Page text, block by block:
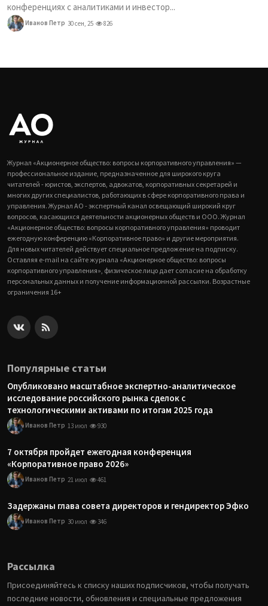
конференциях с аналитиками и инвестор...
Иванов Петр 30 сен, 25 826
Журнал «Акционерное общество: вопросы корпоративного управления» —
профессиональное издание, предназначенное для широкого круга
читателей - юристов, экспертов, адвокатов, корпоративных секретарей и
многих других специалистов, работающих в сфере корпоративного права и
управления. Журнал АО - экспертный канал освещающий широкий круг
вопросов, касающихся деятельности акционерных обществ и ООО. Журнал
«Акционерное общество: вопросы корпоративного управления» проводит
ежегодную конференцию «Корпоративное право» и другие мероприятия.
Для новых читателей действует специальное предложение на подписку.
Оставляя e-mail на сайте журнала «Акционерное общество: вопросы
корпоративного управления», физическое лицо дает согласие на обработку
персональных данных и получение информационной рассылки. Возрастные
ограничения 16+
Популярные статьи
Опубликовано масштабное экспертно-аналитическое
исследование российского рынка сделок с
технологическими активами по итогам 2025 года
Иванов Петр 13 июл 930
7 октября пройдет ежегодная конференция
«Корпоративное право 2026»
Иванов Петр 21 июл 461
Задержаны глава совета директоров и гендиректор Эфко
Иванов Петр 30 июл 346
Рассылка
Присоединяйтесь к списку наших подписчиков, чтобы получать
последние новости, обновления и специальные предложения